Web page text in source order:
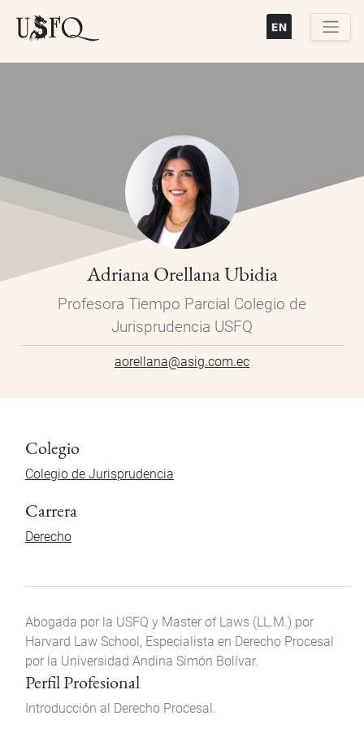
Adriana Orellana Ubidia
Profesora Tiempo Parcial Colegio de
Jurisprudencia USFQ
aorellana@asig.com.ec
Colegio
Colegio de Jurisprudencia
Carrera
Derecho
Abogada por la USFQ y Master of Laws (LL.M.) por
Harvard Law School, Especialista en Derecho Procesal
por la Universidad Andina Simón Bolívar.
Perfil Profesional
Introducción al Derecho Procesal.